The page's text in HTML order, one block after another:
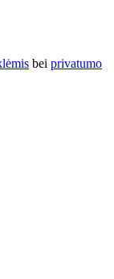
bei privatumo